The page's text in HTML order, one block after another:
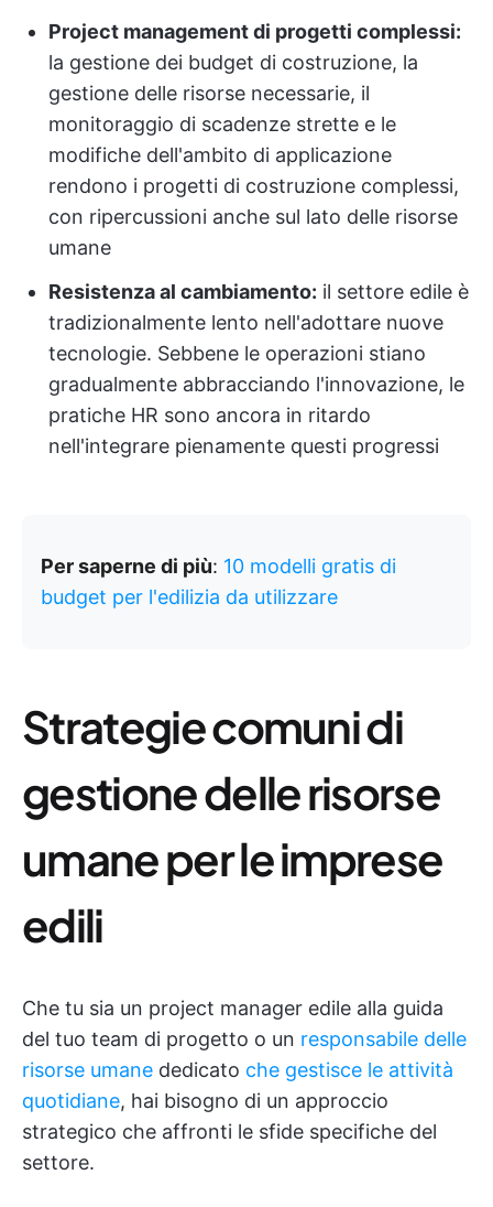
Project management di progetti complessi:
la gestione dei budget di costruzione, la
gestione delle risorse necessarie, il
monitoraggio di scadenze strette e le
modifiche dell'ambito di applicazione
rendono i progetti di costruzione complessi,
con ripercussioni anche sul lato delle risorse
umane
Resistenza al cambiamento: il settore edile è
tradizionalmente lento nell'adottare nuove
tecnologie. Sebbene le operazioni stiano
gradualmente abbracciando l'innovazione, le
pratiche HR sono ancora in ritardo
nell'integrare pienamente questi progressi
Per saperne di più: 10 modelli gratis di
budget per l'edilizia da utilizzare
Strategie comuni di
gestione delle risorse
umane per le imprese
edili
Che tu sia un project manager edile alla guida
del tuo team di progetto o un responsabile delle
risorse umane dedicato che gestisce le attività
quotidiane, hai bisogno di un approccio
strategico che affronti le sfide specifiche del
settore.